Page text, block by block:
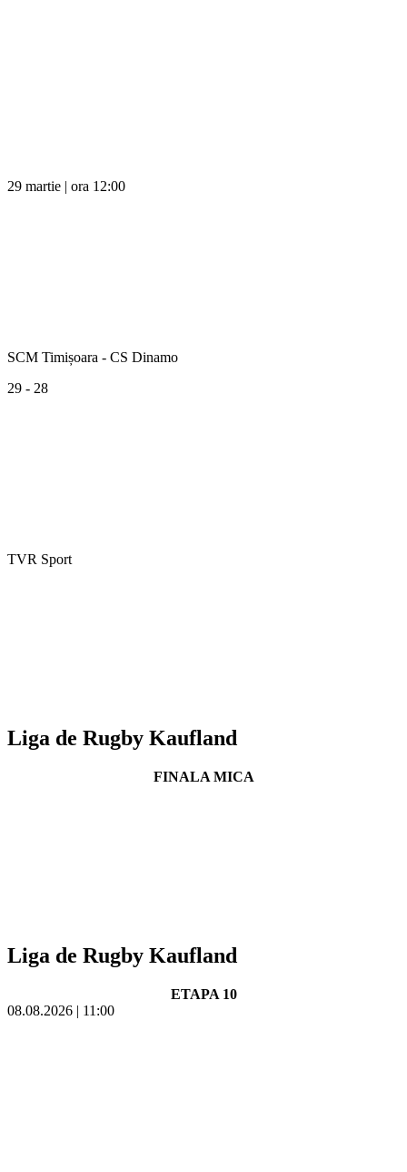
29 martie | ora 12:00
SCM Timișoara - CS Dinamo
29 - 28
TVR Sport
Liga de Rugby Kaufland
FINALA MICA
Liga de Rugby Kaufland
ETAPA 10
08.08.2026 | 11:00